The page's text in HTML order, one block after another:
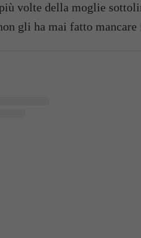
volte della moglie
gli ha mai fatto